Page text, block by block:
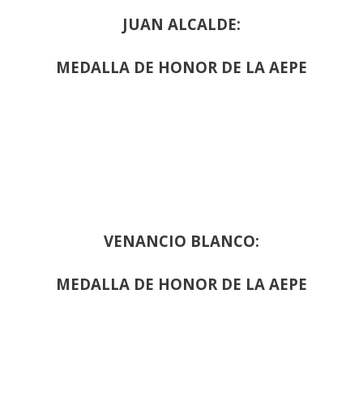
JUAN ALCALDE:
MEDALLA DE HONOR DE LA AEPE
VENANCIO BLANCO:
MEDALLA DE HONOR DE LA AEPE